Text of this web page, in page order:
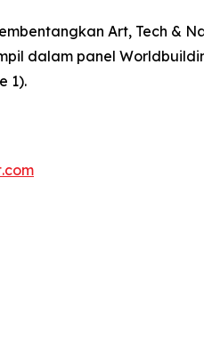
Art, Tech &
dalam panel
1).